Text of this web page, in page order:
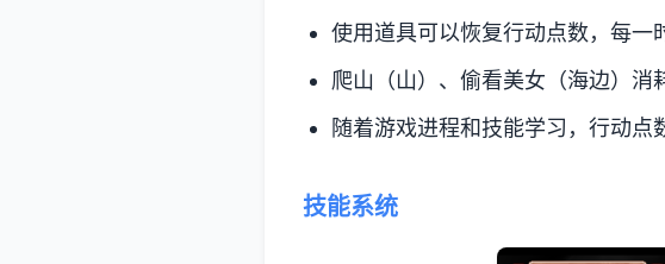
使用道具可以恢复行动点数，每一
爬山（山）、偷看美女（海边）
随着游戏进程和技能学习，行动点
技能系统